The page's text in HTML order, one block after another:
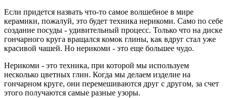
Если придется назвать что-то самое волшебное в мире
керамики, пожалуй, это будет техника нерикоми. Само по себе
создание посуды - удивительный процесс. Только что на диске
гончарного круга вращался комок глины, как вдруг стал уже
красивой чашей. Но нерикоми - это еще большее чудо.
Нерикоми - это техника, при которой мы используем
несколько цветных глин. Когда мы делаем изделие на
гончарном круге, они перемешиваются друг с другом, за счет
этого получаются самые разные узоры.